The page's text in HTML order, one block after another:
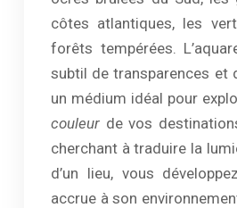
côtes atlantiques, les
forêts tempérées.
subtil de transparences et
un médium idéal pour
couleur de vos
cherchant à traduire la
d’un lieu, vous
accrue à son